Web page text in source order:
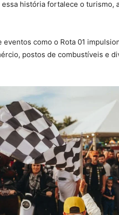
história fortalece o turismo,
eventos como o Rota 01
postos de combustíveis e